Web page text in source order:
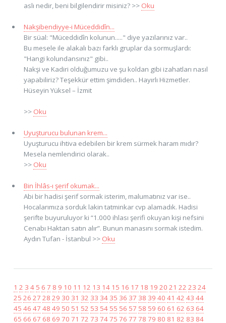
aslı nedir, beni bilgilendirir misiniz? >> Oku
Nakşibendiyye-i Müceddidîn...
Bir süal: "Müceddidîn kolunun....." diye yazılarınız var..
Bu mesele ile alakalı bazı farklı gruplar da sormuşlardı:
"Hangi kolundansınız" gibi..
Nakşi ve Kadiri olduğumuzu ve şu koldan gibi izahatları nasıl
yapabiliriz? Teşekkür ettim şimdiden.. Hayırlı Hizmetler.
Hüseyin Yüksel – İzmit
>> Oku
Uyuşturucu bulunan krem...
Uyuşturucu ihtiva edebilen bir krem sürmek haram mıdır?
Mesela nemlendirici olarak..
>> Oku
Bin İhlâs-ı şerif okumak...
Abi bir hadisi şerif sormak isterim, malumatınız var ise..
Hocalarımıza sorduk lakin tatminkar cvp alamadık. Hadisi
şerifte buyuruluyor ki “1.000 ihlası şerifi okuyan kişi nefsini
Cenabı Haktan satın alır”. Bunun manasını sormak istedim.
Aydın Tufan - İstanbul >> Oku
1 2 3 4 5 6 7 8 9 10 11 12 13 14 15 16 17 18 19 20 21 22 23 24
25 26 27 28 29 30 31 32 33 34 35 36 37 38 39 40 41 42 43 44
45 46 47 48 49 50 51 52 53 54 55 56 57 58 59 60 61 62 63 64
65 66 67 68 69 70 71 72 73 7475 76 77 78 79 80 81 82 83 84